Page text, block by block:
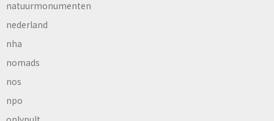
natuurmonumenten
nederland
nha
nomads
nos
npo